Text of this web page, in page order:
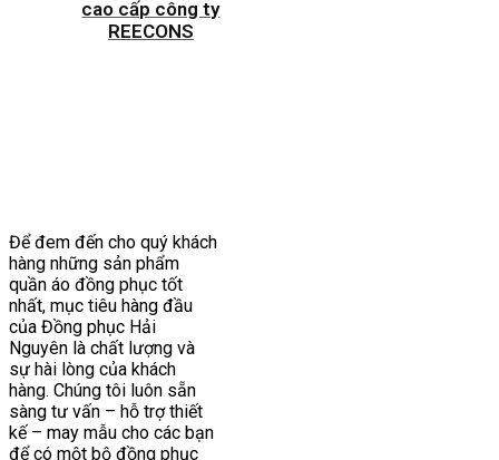
cao cấp công ty
REECONS
Để đem đến cho quý khách
hàng những sản phẩm
quần áo đồng phục tốt
nhất, mục tiêu hàng đầu
của Đồng phục Hải
Nguyên là chất lượng và
sự hài lòng của khách
hàng. Chúng tôi luôn sẵn
sàng tư vấn – hỗ trợ thiết
kế – may mẫu cho các bạn
để có một bộ đồng phục